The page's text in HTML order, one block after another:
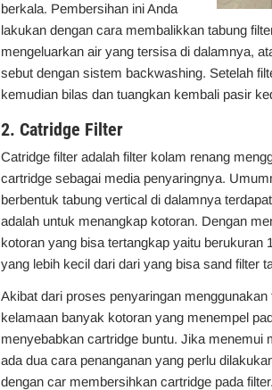
berkala. Pembersihan ini Anda
lakukan dengan cara membalikkan tabung
mengeluarkan air yang tersisa di dalamnya,
sebut dengan sistem backwashing. Setelah
kemudian bilas dan tuangkan kembali pasir
2. Catridge Filter
Catridge filter adalah filter kolam renang
cartridge sebagai media penyaringnya.
berbentuk tabung vertical di dalamnya
adalah untuk menangkap kotoran. Dengan
kotoran yang bisa tertangkap yaitu berukuran
yang lebih kecil dari dari yang bisa sand filter
Akibat dari proses penyaringan menggunakan
kelamaan banyak kotoran yang menempel
menyebabkan cartridge buntu. Jika menemui
ada dua cara penanganan yang perlu
dengan car membersihkan cartridge pada